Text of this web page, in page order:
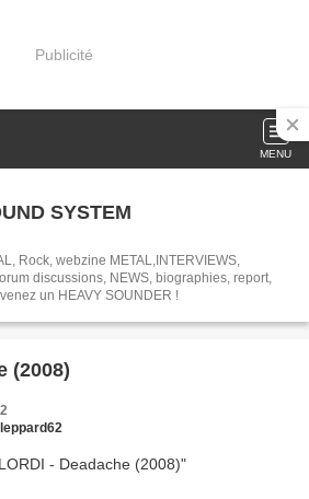
Publicité
MENU
SYSTEM
Rock, webzine METAL,INTERVIEWS,
discussions, NEWS, biographies, report,
un HEAVY SOUNDER !
(2008)